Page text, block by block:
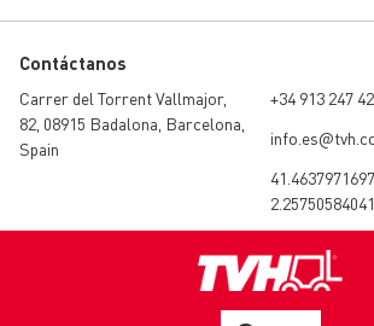
Contáctanos
Carrer del Torrent Vallmajor,
82, 08915 Badalona, Barcelona,
Spain
+34 913 247